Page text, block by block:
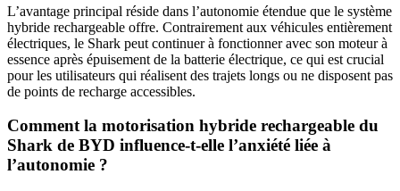
L’avantage principal réside dans l’autonomie étendue que le système
hybride rechargeable offre. Contrairement aux véhicules entièrement
électriques, le Shark peut continuer à fonctionner avec son moteur à
essence après épuisement de la batterie électrique, ce qui est crucial
pour les utilisateurs qui réalisent des trajets longs ou ne disposent pas
de points de recharge accessibles.
Comment la motorisation hybride rechargeable du
Shark de BYD influence-t-elle l’anxiété liée à
l’autonomie ?